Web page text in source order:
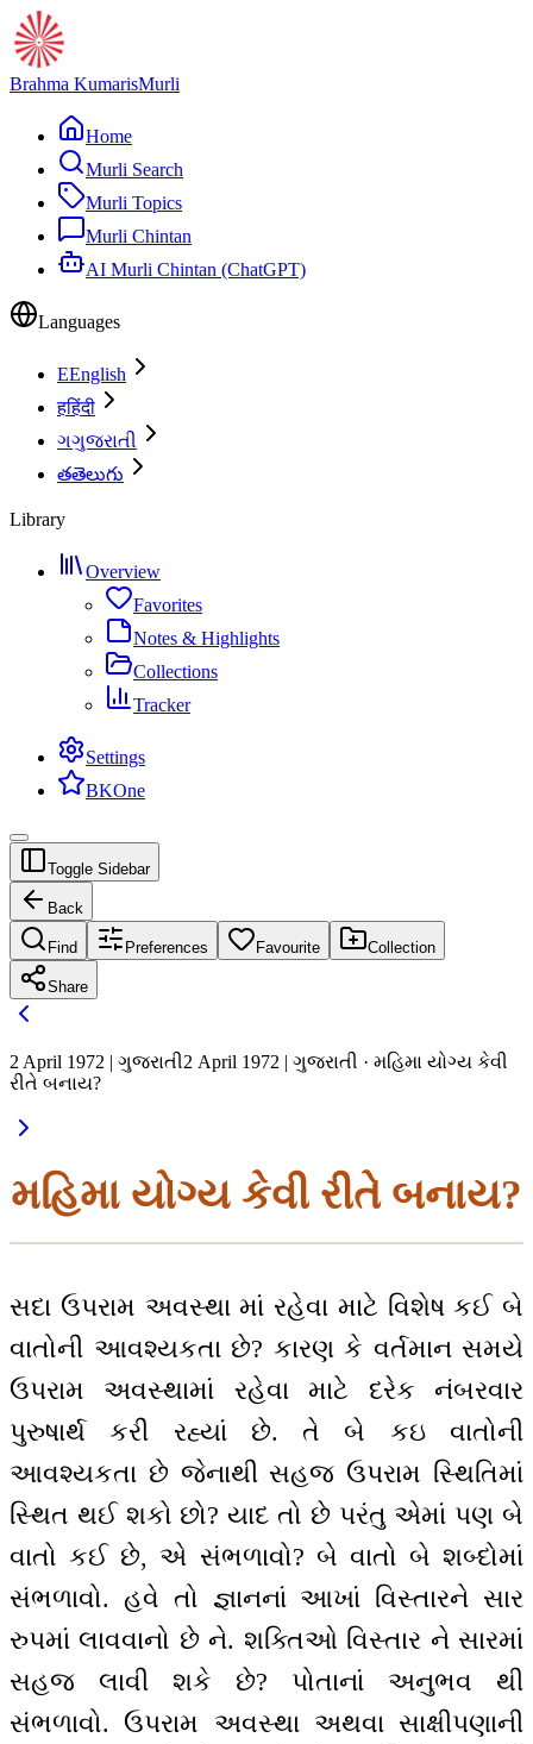
Brahma KumarisMurli
Home
Murli Search
Murli Topics
Murli Chintan
AI Murli Chintan (ChatGPT)
Languages
EEnglish
हहिंदी
ગગુજરાતી
తతెలుగు
Library
Overview
Favorites
Notes & Highlights
Collections
Tracker
Settings
BKOne
Toggle Sidebar
Back
Find Preferences Favourite Collection
Share
2 April 1972 | ગુજરાતી2 April 1972 | ગુજરાતી · મહિમા યોગ્ય કેવી
રીતે બનાય?
મહિમા યોગ્ય કેવી રીતે બનાય?
સદા ઉપરામ અવસ્થા માં રહેવા માટે વિશેષ કઈ બે
વાતોની આવશ્યકતા છે? કારણ કે વર્તમાન સમયે
ઉપરામ અવસ્થામાં રહેવા માટે દરેક નંબરવાર
પુરુષાર્થ કરી રહ્યાં છે. તે બે કઇ વાતોની
આવશ્યકતા છે જેનાથી સહજ ઉપરામ સ્થિતિમાં
સ્થિત થઈ શકો છો? યાદ તો છે પરંતુ એમાં પણ બે
વાતો કઈ છે, એ સંભળાવો? બે વાતો બે શબ્દોમાં
સંભળાવો. હવે તો જ્ઞાનનાં આખાં વિસ્તારને સાર
રુપમાં લાવવાનો છે ને. શક્તિઓ વિસ્તાર ને સારમાં
સહજ લાવી શકે છે? પોતાનાં અનુભવ થી
સંભળાવો. ઉપરામ અવસ્થા અથવા સાક્ષીપણાની